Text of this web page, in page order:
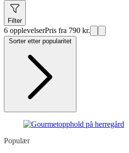
Filter
6 opplevelserPris fra 790 kr.
Populær